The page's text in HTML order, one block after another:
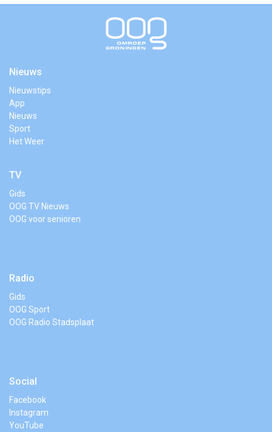
Nieuws
Nieuwstips
App
Nieuws
Sport
Het Weer
TV
Gids
OOG TV Nieuws
OOG voor senioren
Radio
Gids
OOG Sport
OOG Radio Stadsplaat
Social
Facebook
Instagram
YouTube